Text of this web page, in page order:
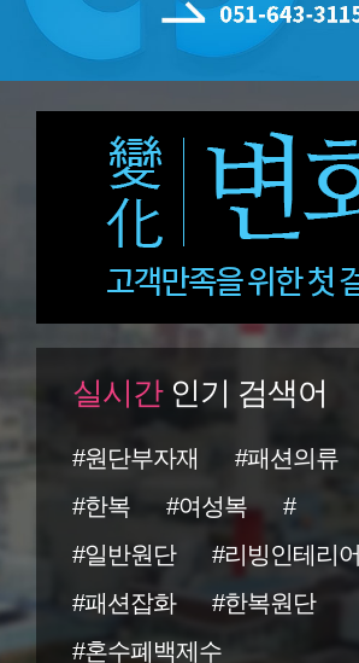
실시간인기 검색어
#원단부자재
#패션의류
#한복
#여성복
#
#일반원단
#리빙인테리어
#패션잡화
#한복원단
#혼수폐백제수